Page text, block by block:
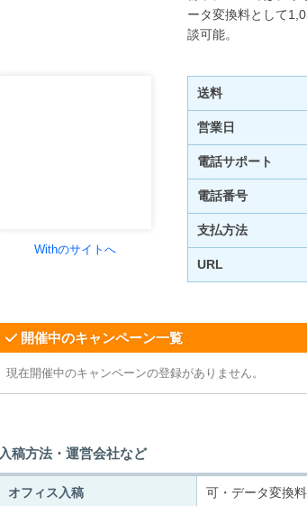
ータ変換料として
談可能。
Withのサイトへ
送料
営業日
電話サポート
電話番号
支払方法
URL
開催中のキャンペーン一覧
現在開催中のキャンペーンの登録がありません。
入稿方法・運営会社など
オフィス入稿 可・データ変換